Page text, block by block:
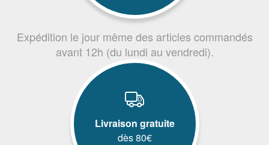
Expédition le jour même des articles commandés
avant 12h (du lundi au vendredi).
Livraison gratuite
dès 80€